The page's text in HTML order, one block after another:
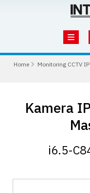
Home Monitoring CCTV IP
Kamera
i6.5-